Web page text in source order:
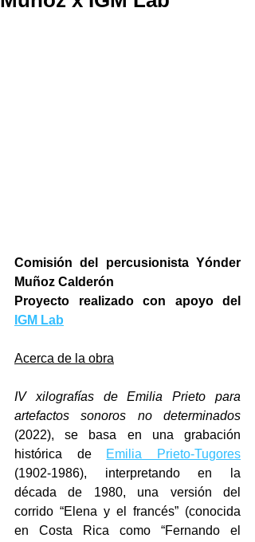
Comisión del percusionista Yónder
Muñoz Calderón
IGM Lab
Acerca de la obra
IV xilografías de Emilia Prieto para
(2022), se basa en una grabación
histórica de Emilia Prieto-Tugores
(1902-1986), interpretando en la
década de 1980, una versión del
corrido “Elena y el francés” (conocida
en Costa Rica como “Fernando el